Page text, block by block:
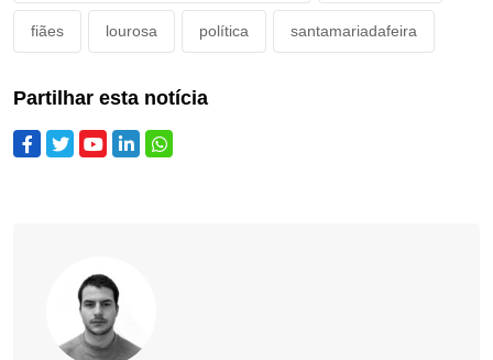
fiães lourosa política santamariadafeira
Partilhar esta notícia